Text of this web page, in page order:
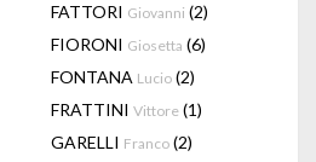
FATTORI Giovanni (2)
FIORONI Giosetta (6)
FONTANA Lucio (2)
FRATTINI Vittore (1)
GARELLI Franco (2)